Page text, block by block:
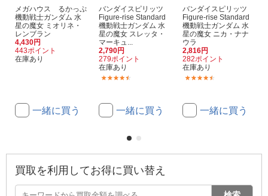
メガハウス るかっぷ
機動戦士ガンダム 水
星の魔女 ミオリネ・
レンブラン
4,430円
443ポイント
在庫あり
一緒に買う
バンダイスピリッツ
Figure-rise Standard
機動戦士ガンダム 水
星の魔女 スレッタ・
マーキュ...
2,790円
279ポイント
在庫あり
一緒に買う
バンダイスピリッツ
Figure-rise Standard
機動戦士ガンダム 水
星の魔女 ニカ・ナナ
ウラ
2,816円
282ポイント
在庫あり
一緒に買う
買取を利用してお得に買い替え